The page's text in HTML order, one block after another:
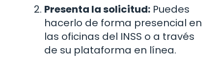
Presenta la solicitud: Puedes
hacerlo de forma presencial en
las oficinas del INSS o a través
de su plataforma en línea.